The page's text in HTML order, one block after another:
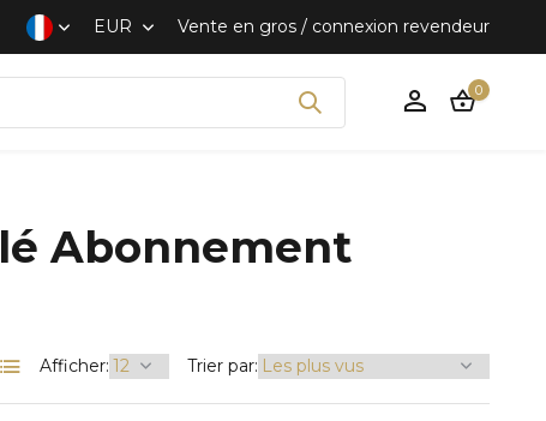
rapide et discret
EUR Vente en gros / connexion revendeur
S'inscrire
0
Abonnement
Afficher: Trier par: